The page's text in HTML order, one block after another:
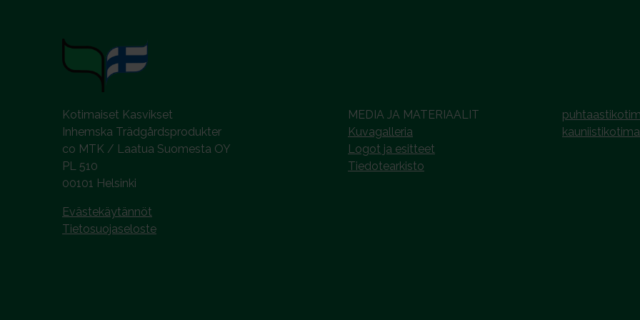
Kotimaiset Kasvikset
Inhemska Trädgårdsprodukter
co MTK / Laatua Suomesta OY
PL 510
00101 Helsinki
Evästekäytännöt
Tietosuojaseloste
MEDIA JA MATERIAALIT
Kuvagalleria
Logot ja esitteet
Tiedotearkisto